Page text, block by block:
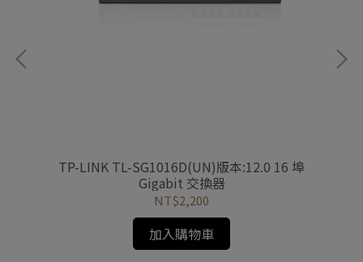
TP-LINK TL-SG1016D(UN)版本:12.0 16 埠
Gigabit 交換器
NT$2,200
加入購物車